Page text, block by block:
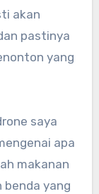
akan
pastinya
yang
saya
apa
makanan
benda yang